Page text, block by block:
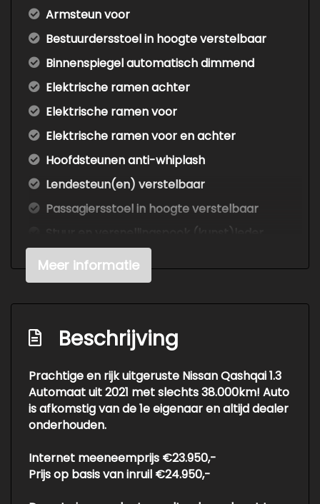
Armsteun voor
Bestuurdersstoel in hoogte verstelbaar
Binnenspiegel automatisch dimmend
Elektrische ramen achter
Elektrische ramen voor
Elektrische ramen voor en achter
Hoofdsteunen anti-whiplash
Lendesteun(en) verstelbaar
Passagiersstoel in hoogte verstelbaar
Stuur en versnellingspook (kunst)leder
Stuur verstelbaar
Stuurbekrachtiging snelheidsafhankelijk
Voorstoelen verwarmd
Exterieur
Buitenspiegels elektrisch inklapbaar
Buitenspiegels elektrisch verstel- en
verwarmbaar
Buitenspiegels in carrosseriekleur
Chroom delen exterieur
Dakrails
Meer informatie
Beschrijving
Prachtige en rijk uitgeruste Nissan Qashqai 1.3
Automaat uit 2021 met slechts 38.000km! Auto
is afkomstig van de 1e eigenaar en altijd dealer
onderhouden.
Internet meeneemprijs €23.950,-
Prijs op basis van inruil €24.950,-